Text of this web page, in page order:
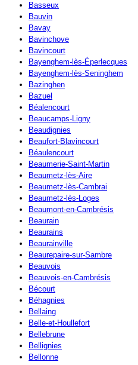
Basseux
Bauvin
Bavay
Bavinchove
Bavincourt
Bayenghem-lès-Éperlecques
Bayenghem-lès-Seninghem
Bazinghen
Bazuel
Béalencourt
Beaucamps-Ligny
Beaudignies
Beaufort-Blavincourt
Béaulencourt
Beaumerie-Saint-Martin
Beaumetz-lès-Aire
Beaumetz-lès-Cambrai
Beaumetz-lès-Loges
Beaumont-en-Cambrésis
Beaurain
Beaurains
Beaurainville
Beaurepaire-sur-Sambre
Beauvois
Beauvois-en-Cambrésis
Bécourt
Béhagnies
Bellaing
Belle-et-Houllefort
Bellebrune
Bellignies
Bellonne